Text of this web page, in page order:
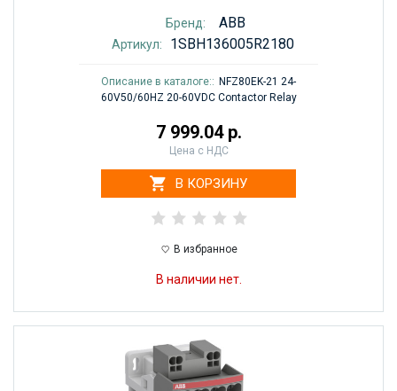
Бренд: ABB
Артикул: 1SBH136005R2180
Описание в каталоге:: NFZ80EK-21 24-
60V50/60HZ 20-60VDC Contactor Relay
7 999.04 р.
Цена с НДС
В КОРЗИНУ
В избранное
В наличии нет.